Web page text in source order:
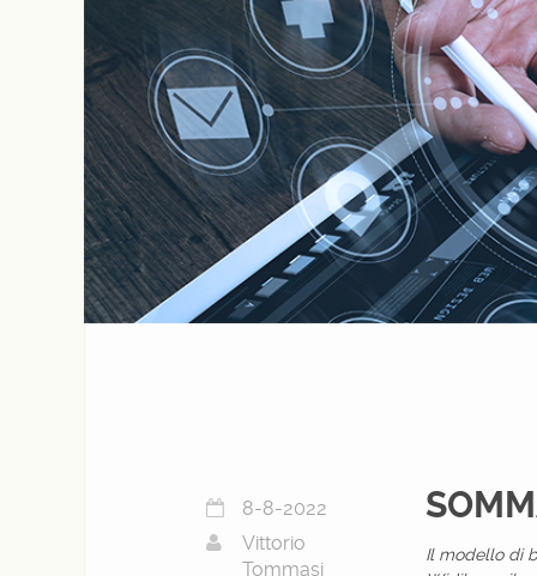
8-8-2022
Vittorio
Tommasi
Il modello di